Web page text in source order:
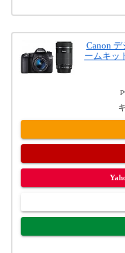
Canon
ームキッ